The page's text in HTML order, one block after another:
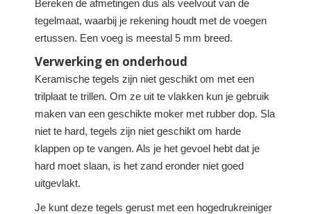
Bereken de afmetingen dus als veelvout van de
tegelmaat, waarbij je rekening houdt met de voegen
ertussen. Een voeg is meestal 5 mm breed.
Verwerking en onderhoud
Keramische tegels zijn niet geschikt om met een
trilplaat te trillen. Om ze uit te vlakken kun je gebruik
maken van een geschikte moker met rubber dop. Sla
niet te hard, tegels zijn niet geschikt om harde
klappen op te vangen. Als je het gevoel hebt dat je
hard moet slaan, is het zand eronder niet goed
uitgevlakt.
Je kunt deze tegels gerust met een hogedrukreiniger